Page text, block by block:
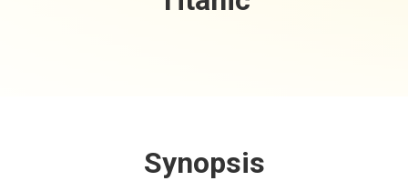
Synopsis